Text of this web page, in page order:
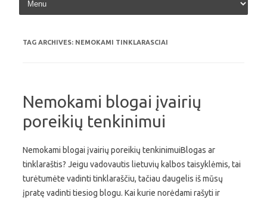
TAG ARCHIVES: NEMOKAMI TINKLARASCIAI
Nemokami blogai įvairių
poreikių tenkinimui
Nemokami blogai įvairių poreikių tenkinimuiBlogas ar
tinklaraštis? Jeigu vadovautis lietuvių kalbos taisyklėmis, tai
turėtumėte vadinti tinklaraščiu, tačiau daugelis iš mūsų
įpratę vadinti tiesiog blogu. Kai kurie norėdami rašyti ir